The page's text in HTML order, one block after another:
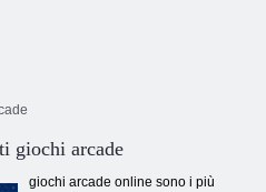
giochi arcade
giochi arcade online sono i più